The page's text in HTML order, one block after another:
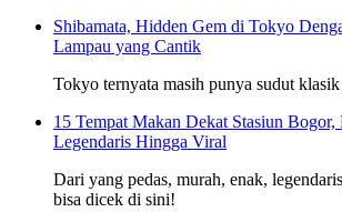
Shibamata, Hidden Gem di Tokyo
Lampau yang Cantik
Tokyo ternyata masih punya sudut
15 Tempat Makan Dekat Stasiun
Legendaris Hingga Viral
Dari yang pedas, murah, enak,
bisa dicek di sini!